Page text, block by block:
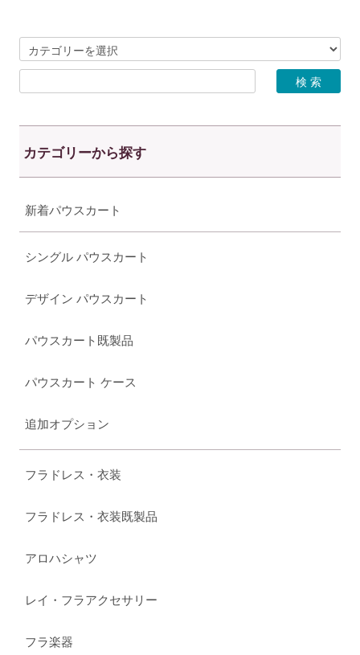
カテゴリーから探す
新着パウスカート
シングル パウスカート
デザイン パウスカート
パウスカート既製品
パウスカート ケース
追加オプション
フラドレス・衣装
フラドレス・衣装既製品
アロハシャツ
レイ・フラアクセサリー
フラ楽器